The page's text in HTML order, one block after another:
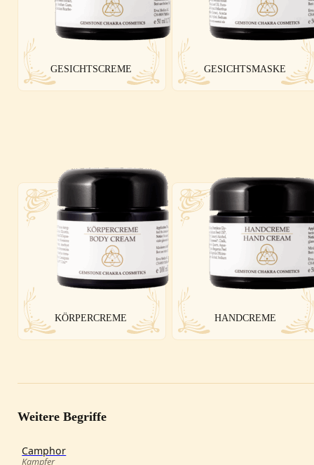
GESICHTSCREME GESICHTSMASKE
KÖRPERCREME HANDCREME
Weitere Begriffe
Camphor
Kampfer